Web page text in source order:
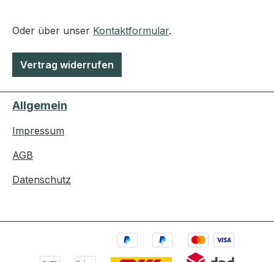
Oder über unser Kontaktformular.
Vertrag widerrufen
Allgemein
Impressum
AGB
Datenschutz